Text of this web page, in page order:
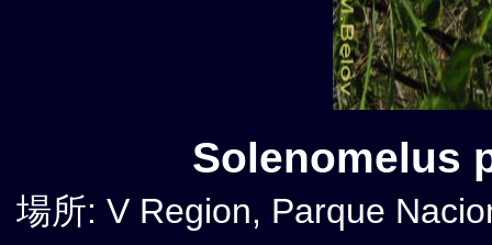
Solenomelus
場所: V Region, Parque